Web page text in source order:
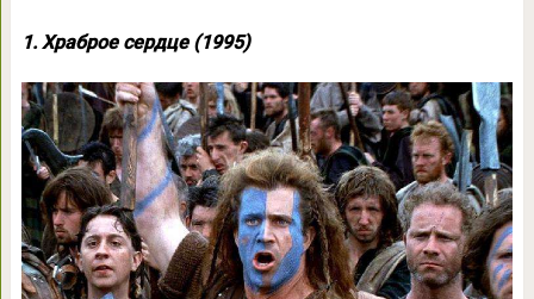
1. Храброе сердце (1995)